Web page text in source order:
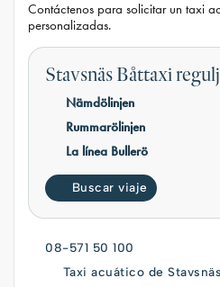
Contáctenos para solicitar un taxi
personalizadas.
Stavsnäs Båttaxi
Nämdölinjen
Rummarölinjen
La línea Bullerö
Buscar viaje
08-571 50 100
Taxi acuático de Stavsnäs